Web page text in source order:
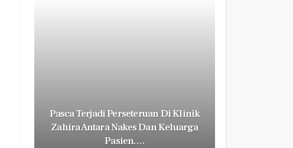
Pasca Terjadi Perseteruan Di Klinik
Zahira Antara Nakes Dan Keluarga
Pasien.…